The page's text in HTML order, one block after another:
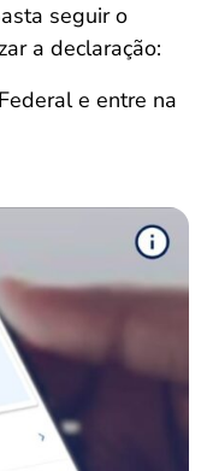
seguir o
a declaração:
e entre na